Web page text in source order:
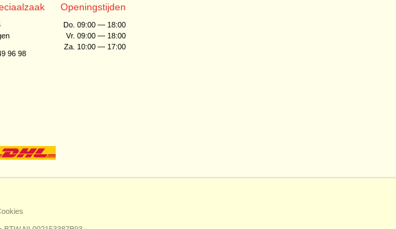
96 98
Openingstijden
Do. 09:00 — 18:00
Vr. 09:00 — 18:00
Za. 10:00 — 17:00